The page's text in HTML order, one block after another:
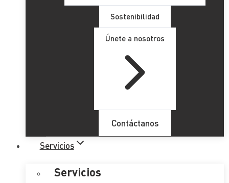
Sostenibilidad
Únete a nosotros
Contáctanos
Servicios
Servicios